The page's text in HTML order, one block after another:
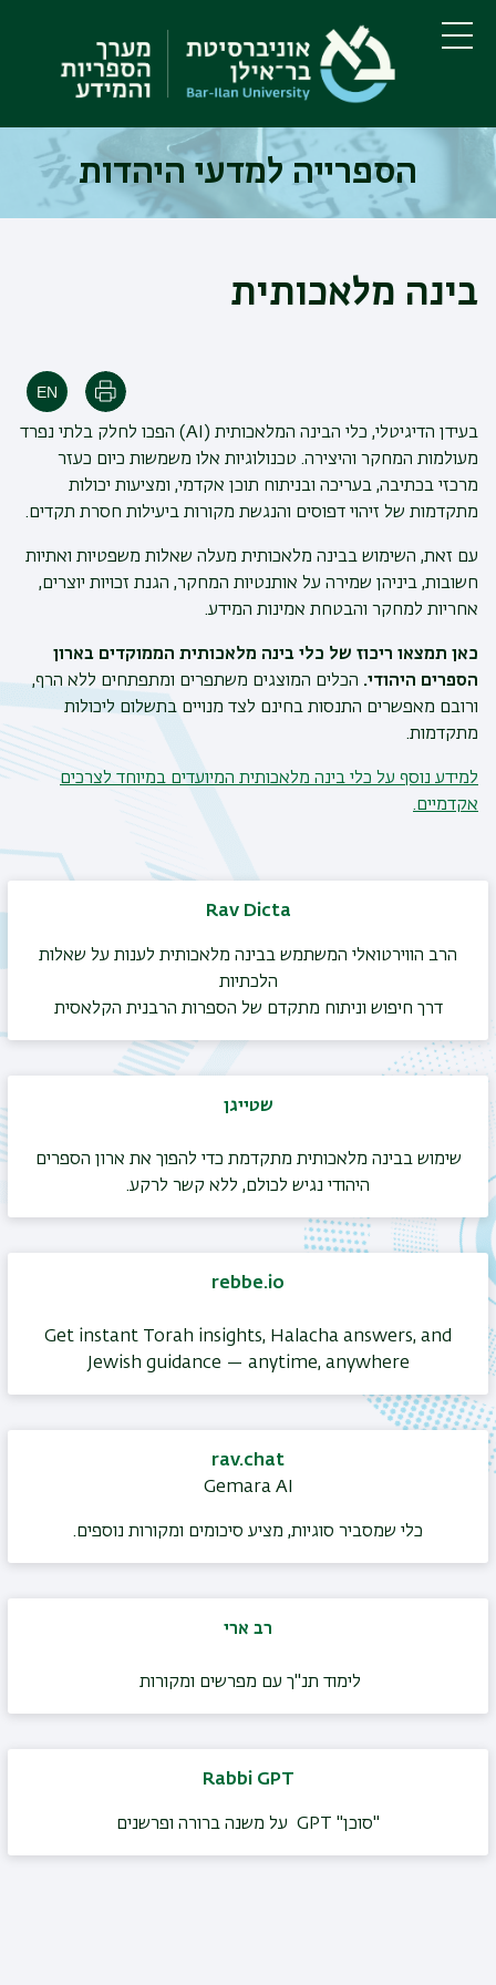
לתוכן
העיקרי
לתפריט
ניווט
ראשי
תפריט
הספרייה למדעי היהדות
בינה מלאכותית
הדפסה
בעידן הדיגיטלי, כלי הבינה המלאכותית (AI) הפכו לחלק בלתי נפרד
מעולמות המחקר והיצירה. טכנולוגיות אלו משמשות כיום כעזר
מרכזי בכתיבה, בעריכה ובניתוח תוכן אקדמי, ומציעות יכולות
מתקדמות של זיהוי דפוסים והנגשת מקורות ביעילות חסרת תקדים.
עם זאת, השימוש בבינה מלאכותית מעלה שאלות משפטיות ואתיות
חשובות, ביניהן שמירה על אותנטיות המחקר, הגנת זכויות יוצרים,
אחריות למחקר והבטחת אמינות המידע.
כאן תמצאו ריכוז של כלי בינה מלאכותית הממוקדים בארון
הספרים היהודי. הכלים המוצגים משתפרים ומתפתחים ללא הרף,
ורובם מאפשרים התנסות בחינם לצד מנויים בתשלום ליכולות
מתקדמות.
למידע נוסף על כלי בינה מלאכותית המיועדים במיוחד לצרכים
אקדמיים.
Rav Dicta
הרב הווירטואלי המשתמש בבינה מלאכותית לענות על שאלות
הלכתיות
דרך חיפוש וניתוח מתקדם של הספרות הרבנית הקלאסית
שטייגן
שימוש בבינה מלאכותית מתקדמת כדי להפוך את ארון הספרים
היהודי נגיש לכולם, ללא קשר לרקע.
rebbe.io
Get instant Torah insights, Halacha answers, and
Jewish guidance — anytime, anywhere
rav.chat
Gemara AI
כלי שמסביר סוגיות, מציע סיכומים ומקורות נוספים.
רב ארי
לימוד תנ"ך עם מפרשים ומקורות
Rabbi GPT
"סוכן" GPT על משנה ברורה ופרשנים